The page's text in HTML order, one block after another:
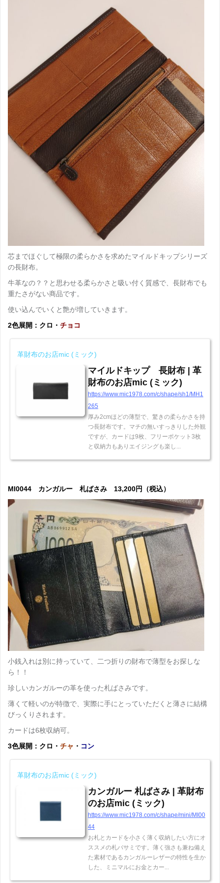
芯までほぐして極限の柔らかさを求めたマイルドキップシリーズ
の長財布。
牛革なの？？と思わせる柔らかさと吸い付く質感で、長財布でも
重たさがない商品です。
使い込んでいくと艶が増していきます。
2色展開：クロ・ チョコ
革財布のお店mic (ミック)
マイルドキップ 長財布 | 革
財布のお店mic (ミック)
https://www.mic1978.com/c/shape/sh1/MH1
265
厚み2cmほどの薄型で、驚きの柔らかさを持
つ長財布です。マチの無いすっきりした外観
ですが、カードは9枚、フリーポケット3枚
と収納力もありエイジングも楽し...
MI0044 カンガルー 札ばさみ 13,200円（税込）
小銭入れは別に持っていて、二つ折りの財布で薄型をお探しな
ら！！
珍しいカンガルーの革を使った札ばさみです。
薄くて軽いのが特徴で、実際に手にとっていただくと薄さに結構
びっくりされます。
カードは6枚収納可。
3色展開：クロ・ チャ ・ コン
革財布のお店mic (ミック)
カンガルー 札ばさみ | 革財布
のお店mic (ミック)
https://www.mic1978.com/c/shape/mini/MI00
44
お札とカードを小さく薄く収納したい方にオ
ススメの札バサミです。薄く強さも兼ね備え
た素材であるカンガルーレザーの特性を生か
した、ミニマルにお金とカー...